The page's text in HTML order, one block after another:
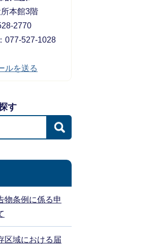
本館3階
2770
077-527-1028
ルを送る
す
物条例に係る申
区域における届